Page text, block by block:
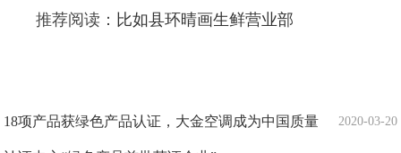
推荐阅读： 比如县环晴画生鲜营业部
2020-03-20
18项产品获绿色产品认证，大金空调成为中国质量